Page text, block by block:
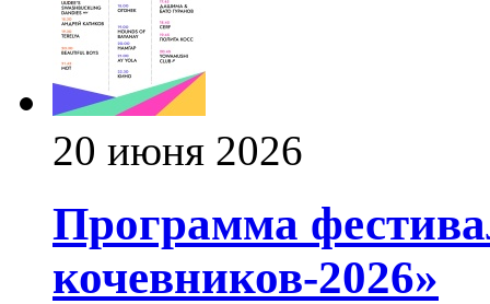
20 июня 2026
Программа
кочевников-2026»